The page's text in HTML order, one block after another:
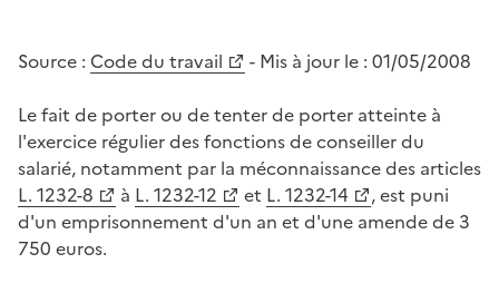
Source : Code du travail - Mis à jour le : 01/05/2008
Le fait de porter ou de tenter de porter atteinte à
l'exercice régulier des fonctions de conseiller du
salarié, notamment par la méconnaissance des articles
L. 1232-8
à L. 1232-12 et L. 1232-14
, est puni
d'un emprisonnement d'un an et d'une amende de 3
750 euros.